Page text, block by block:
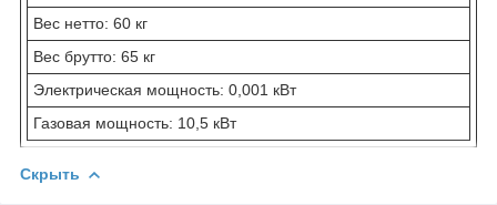
Вес нетто: 60 кг
Вес брутто: 65 кг
Электрическая мощность: 0,001 кВт
Газовая мощность: 10,5 кВт
Скрыть